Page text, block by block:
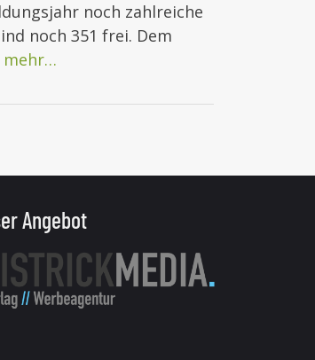
noch zahlreiche
noch 351 frei. Dem
mehr…
Angebot